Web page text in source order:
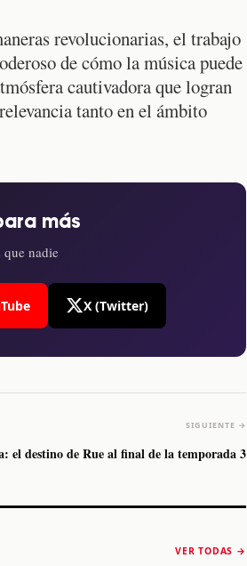
revolucionarias, el trabajo
de cómo la música puede
cautivadora que logran
tanto en el ámbito
más
nadie
X (Twitter)
SIGUIENTE →
el destino de Rue al final de la temporada 3
VER TODAS →